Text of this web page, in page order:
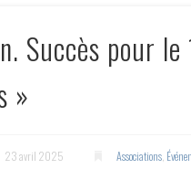
Succès pour
»
23 avril 2025 Associations